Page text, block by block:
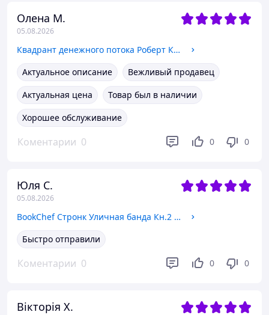
Олена М.
05.08.2026
Квадрант денежного потока Роберт Кийосаки книга про финансовую независимость бизнес литература
Актуальное описание
Вежливый продавец
Актуальная цена
Товар был в наличии
Хорошее обслуживание
Коментарии 0 0 0
Юля С.
05.08.2026
BookChef Стронк Уличная банда Кн.2 Схищал уже почти победил
Быстро отправили
Коментарии 0 0 0
Вікторія Х.